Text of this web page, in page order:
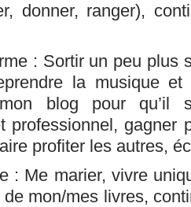
donner, ranger),
: Sortir un peu plus
la musique
mon blog pour
professionnel, gagner
profiter les autres,
: Me marier, vivre
mon/mes livres,